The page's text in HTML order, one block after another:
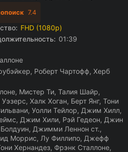
7.4
FHD (1080p)
01:39
Роберт Чартофф, Херб
Мистер Ти, Талия Шайр,
Халк Хоган, Берт Янг, Тони
Уолли Тейлор, Джим Хилл,
Джим Хили, Рэй Гедеон, Джин
Джимми Леннон ст.,
Моррис, Лу Филлипо, Джефф
Хернандез, Фрэнк Сталлоне,